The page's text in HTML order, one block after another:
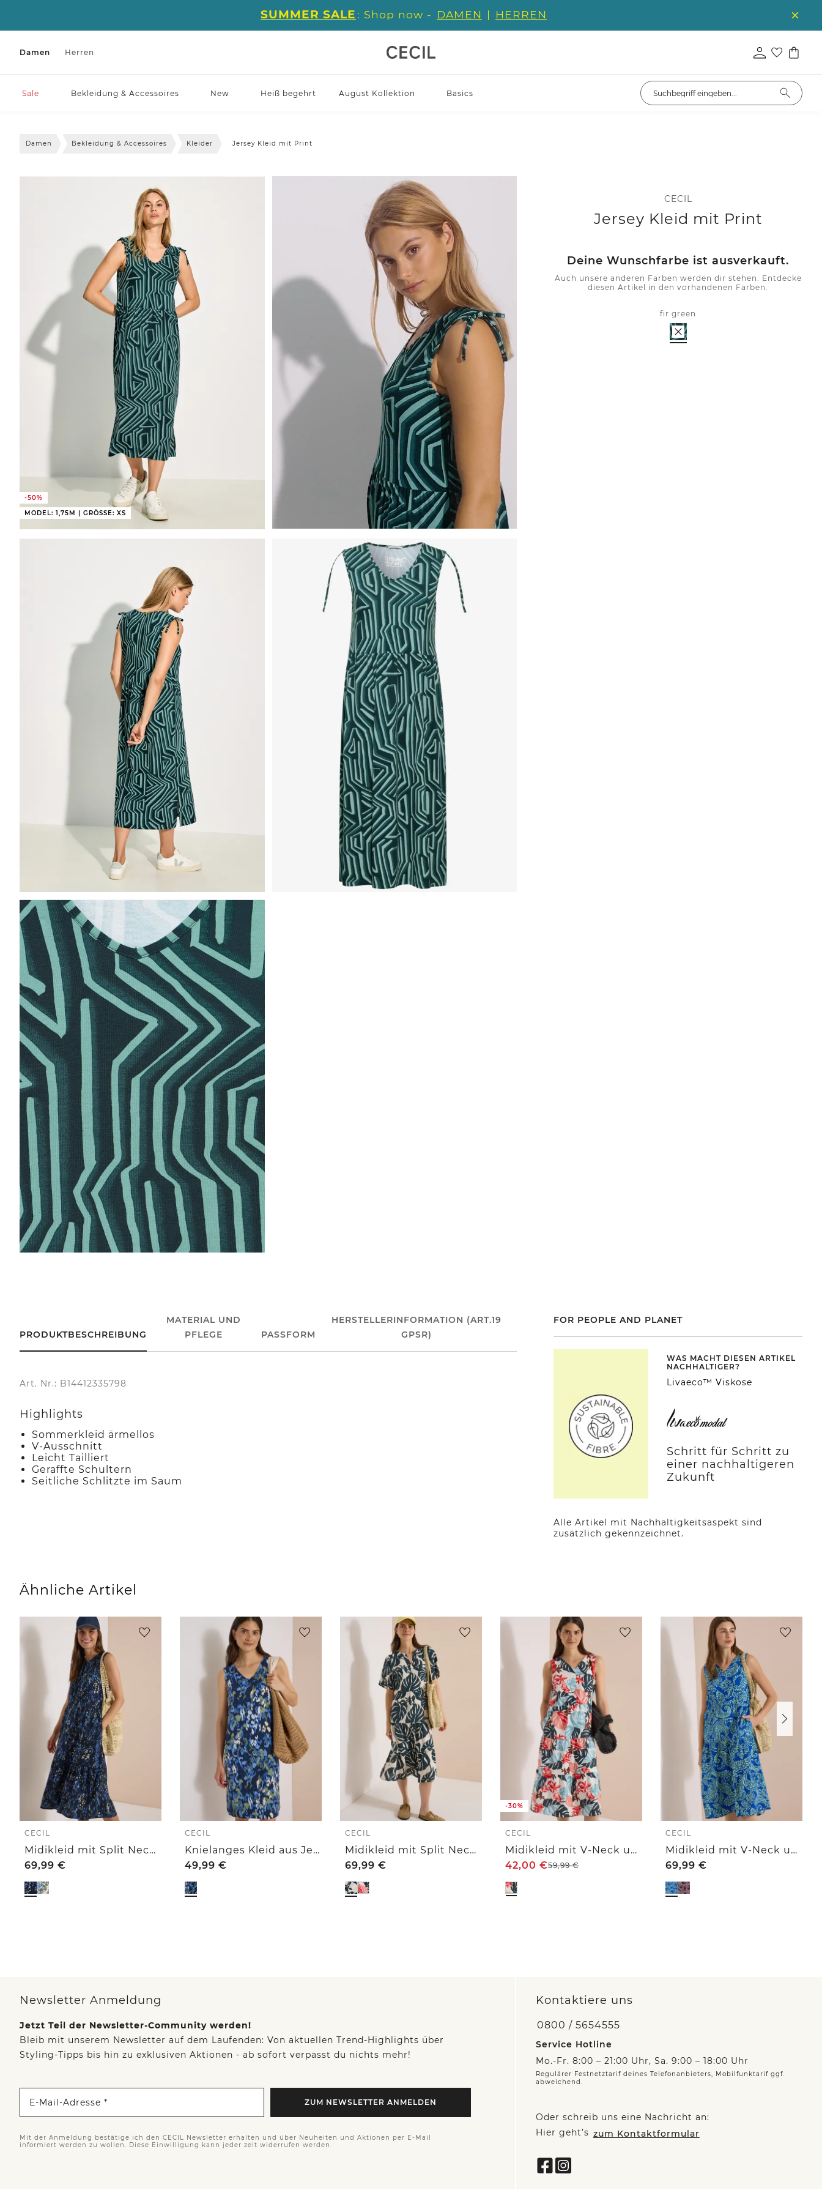
SUMMER SALE : Shop now - DAMEN | HERREN
Damen Herren
Sale Bekleidung & Accessoires New Heiß begehrt August Kollektion Basics
Damen Bekleidung & Accessoires Kleider Jersey Kleid mit Print
-50%
MODEL: 1,75M | GRÖSSE: XS
CECIL
Jersey Kleid mit Print
Deine Wunschfarbe ist ausverkauft.
Auch unsere anderen Farben werden dir stehen. Entdecke
diesen Artikel in den vorhandenen Farben.
fir green
PRODUKTBESCHREIBUNG
MATERIAL UND
PFLEGE
PASSFORM
HERSTELLERINFORMATION (ART.19
GPSR)
Art. Nr.: B14412335798
Highlights
Sommerkleid ärmellos
V-Ausschnitt
Leicht Tailliert
Geraffte Schultern
Seitliche Schlitzte im Saum
FOR PEOPLE AND PLANET
WAS MACHT DIESEN ARTIKEL
NACHHALTIGER?
Livaeco™ Viskose
Schritt für Schritt zu
einer nachhaltigeren
Zukunft
Alle Artikel mit Nachhaltigkeitsaspekt sind
zusätzlich gekennzeichnet.
Ähnliche Artikel
CECIL
Midikleid mit Split Neck und Print
69,99 €
CECIL
Knielanges Kleid aus Jersey mit Print
49,99 €
CECIL
Midikleid mit Split Neck und Print
69,99 €
-30%
CECIL
Midikleid mit V-Neck und Print
42,00 €59,99€
CECIL
Midikleid mit V-Neck und Print
69,99 €
Newsletter Anmeldung
Jetzt Teil der Newsletter-Community werden!
Bleib mit unserem Newsletter auf dem Laufenden: Von aktuellen Trend-Highlights über
Styling-Tipps bis hin zu exklusiven Aktionen - ab sofort verpasst du nichts mehr!
E-Mail-Adresse * ZUM NEWSLETTER ANMELDEN
Mit der Anmeldung bestätige ich den CECIL Newsletter erhalten und über Neuheiten und Aktionen per E-Mail
informiert werden zu wollen. Diese Einwilligung kann jeder zeit widerrufen werden.
Kontaktiere uns
0800 / 5654555
Service Hotline
Mo.-Fr. 8:00 – 21:00 Uhr, Sa. 9:00 – 18:00 Uhr
Regulärer Festnetztarif deines Telefonanbieters, Mobilfunktarif ggf.
abweichend.
Oder schreib uns eine Nachricht an:
Hier geht’s zum Kontaktformular